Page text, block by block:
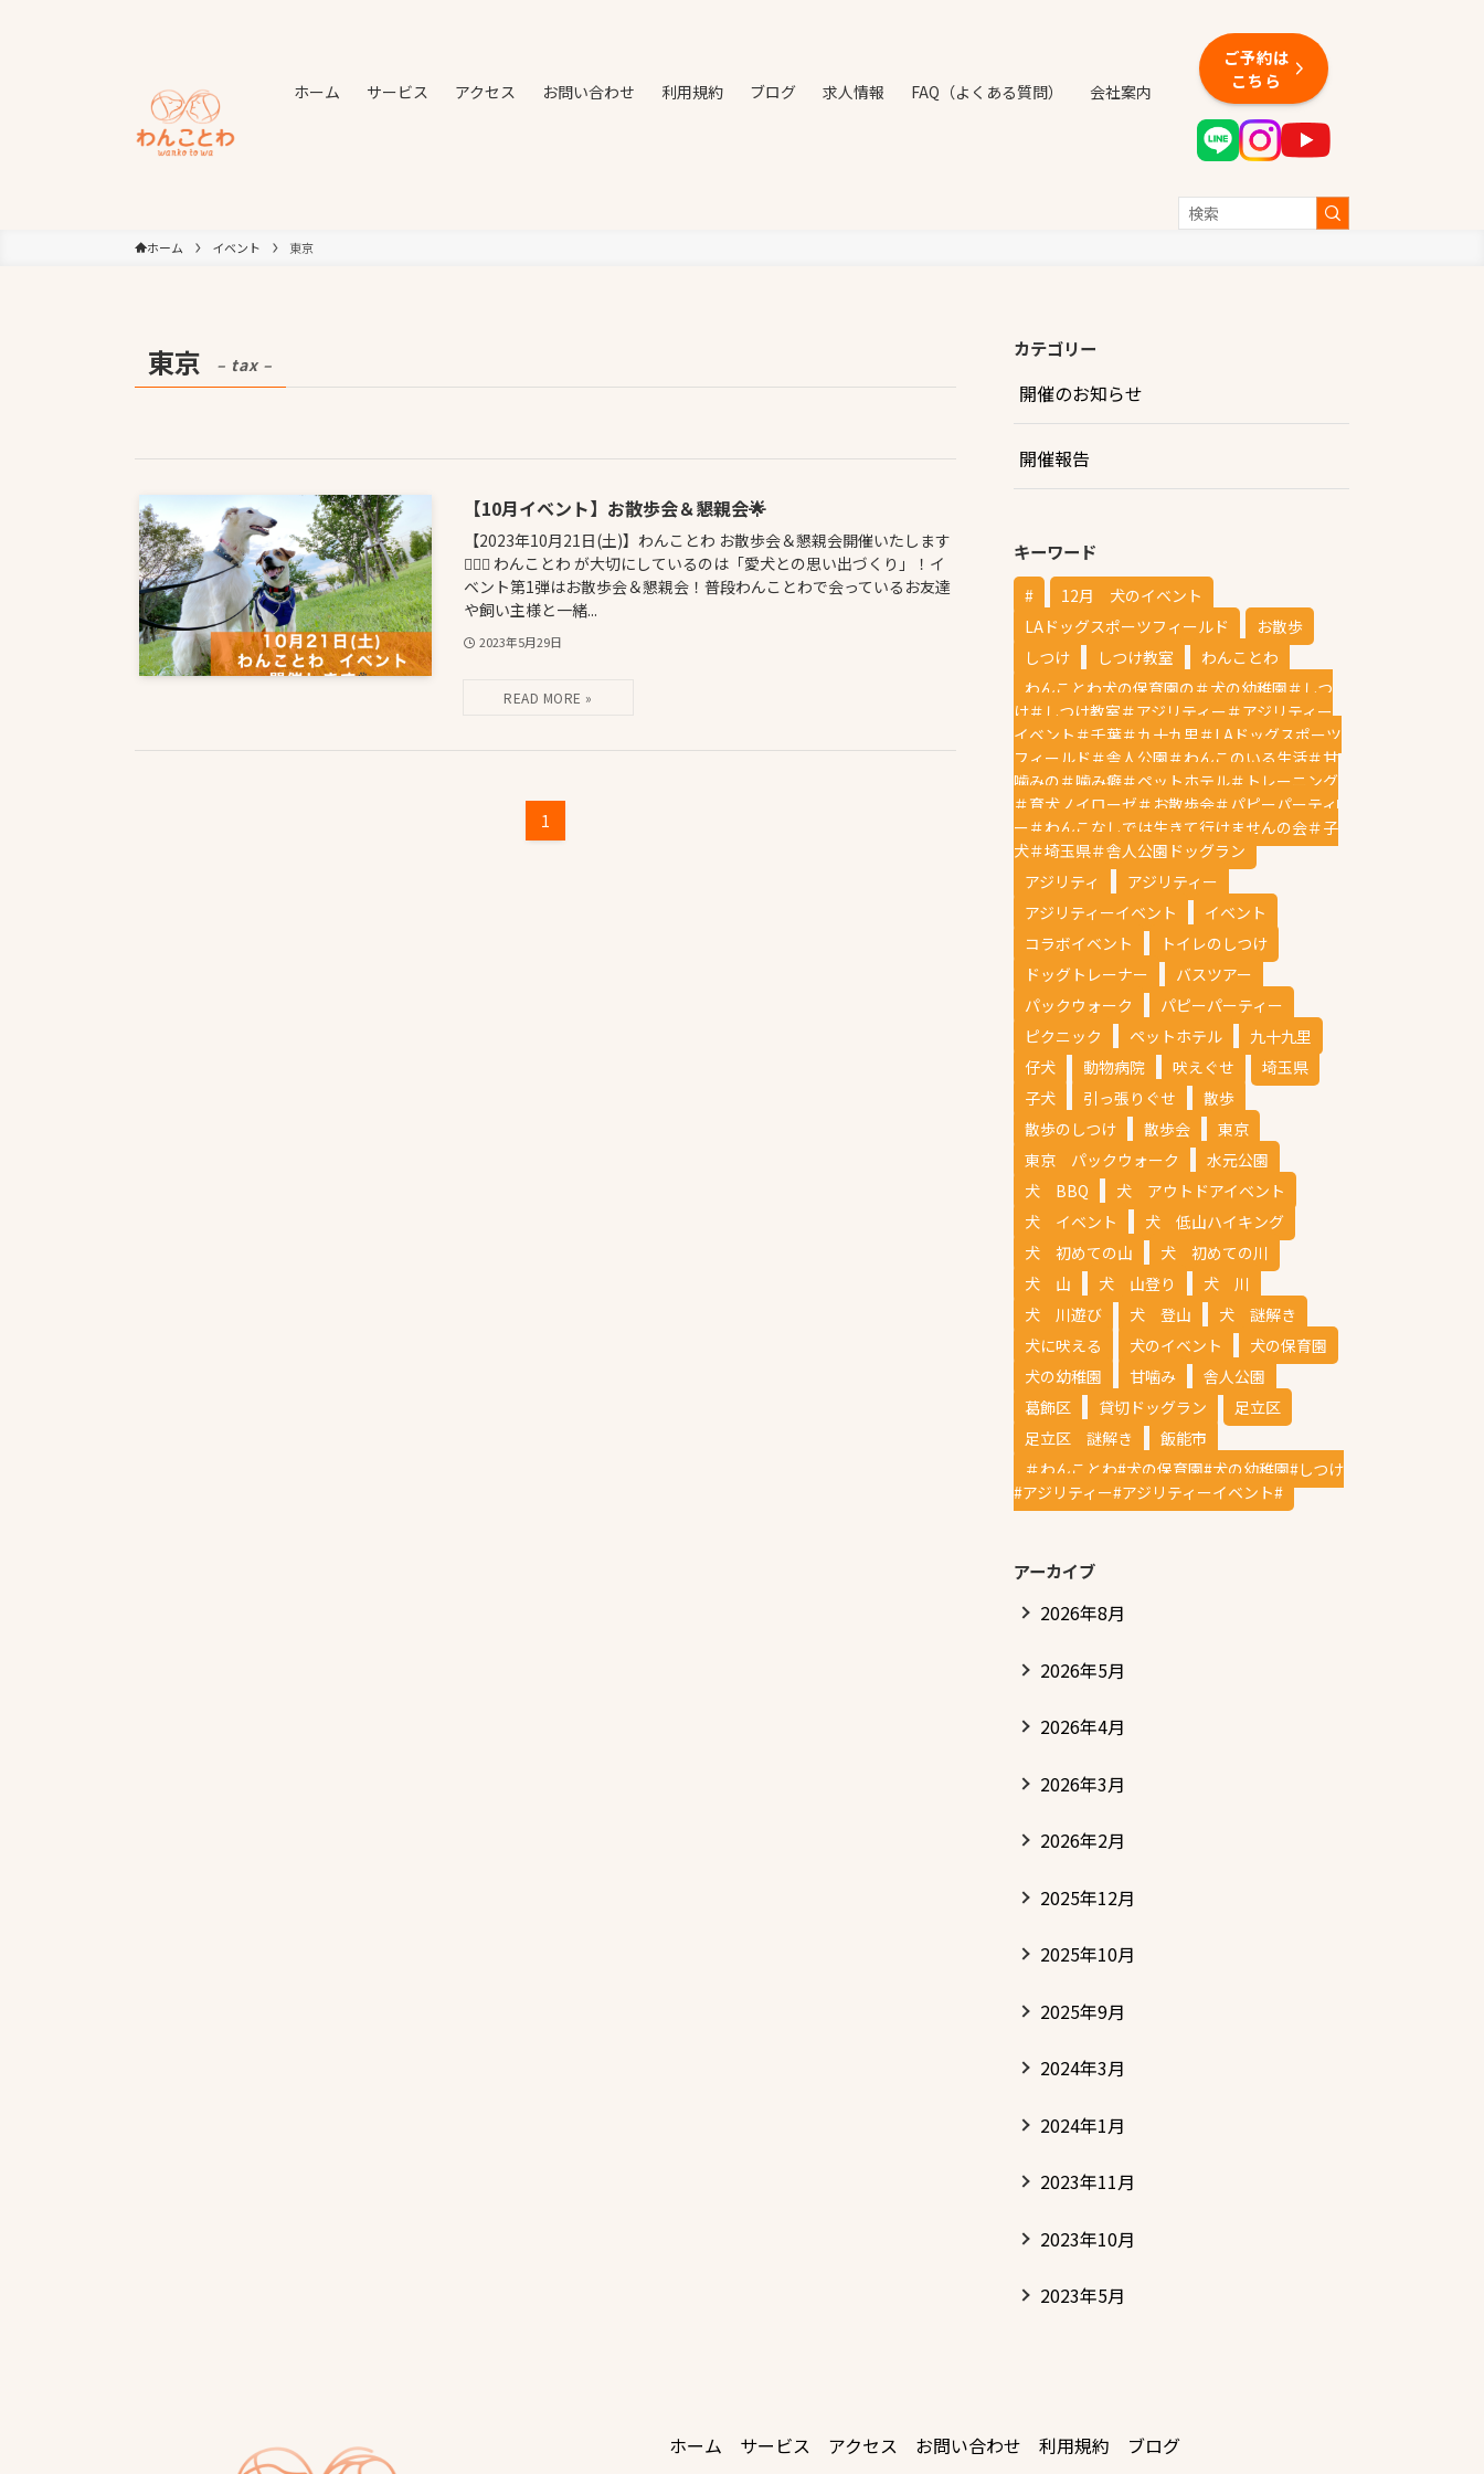
ホーム サービス アクセス お問い合わせ 利用規約 ブログ 求人情報 FAQ（よくある質問） 会社案内
ご予約は
こちら
ホーム イベント 東京
東京 – tax –
【10月イベント】お散歩会＆懇親会🌟
【2023年10月21日(土)】わんことわ お散歩会＆懇親会開催いたします
🐕‍🦺✨ わんことわ が大切にしているのは「愛犬との思い出づくり」！イ
ベント第1弾はお散歩会＆懇親会！普段わんことわで会っているお友達
や飼い主様と一緒...
2023年5月29日
1
カテゴリー
開催のお知らせ
開催報告
キーワード
#
12月 犬のイベント
LAドッグスポーツフィールド
お散歩
しつけ
しつけ教室
わんことわ
わんことわ犬の保育園の＃犬の幼稚園＃しつ
け＃しつけ教室＃アジリティー＃アジリティー
イベント＃千葉＃九十九里＃LAドッグスポーツ
フィールド＃舎人公園＃わんこのいる生活＃甘
噛みの＃噛み癖＃ペットホテル＃トレーニング
＃育犬ノイローゼ＃お散歩会＃パピーパーティ
ー＃わんこなしでは生きて行けませんの会＃子
犬＃埼玉県＃舎人公園ドッグラン
アジリティ
アジリティー
アジリティーイベント
イベント
コラボイベント
トイレのしつけ
ドッグトレーナー
バスツアー
パックウォーク
パピーパーティー
ピクニック
ペットホテル
九十九里
仔犬
動物病院 吠えぐせ
埼玉県
子犬
引っ張りぐせ
散歩
散歩のしつけ
散歩会
東京
東京 パックウォーク
水元公園
犬 BBQ
犬 アウトドアイベント
犬 イベント
犬 低山ハイキング
犬 初めての山
犬 初めての川
犬 山
犬 山登り
犬 川
犬 川遊び
犬 登山
犬 謎解き
犬に吠える
犬のイベント
犬の保育園
犬の幼稚園
甘噛み
舎人公園
葛飾区
貸切ドッグラン
足立区
足立区 謎解き
飯能市
＃わんことわ#犬の保育園#犬の幼稚園#しつけ
#アジリティー#アジリティーイベント#
アーカイブ
2026年8月
2026年5月
2026年4月
2026年3月
2026年2月
2025年12月
2025年10月
2025年9月
2024年3月
2024年1月
2023年11月
2023年10月
2023年5月
ホーム サービス アクセス お問い合わせ 利用規約 ブログ